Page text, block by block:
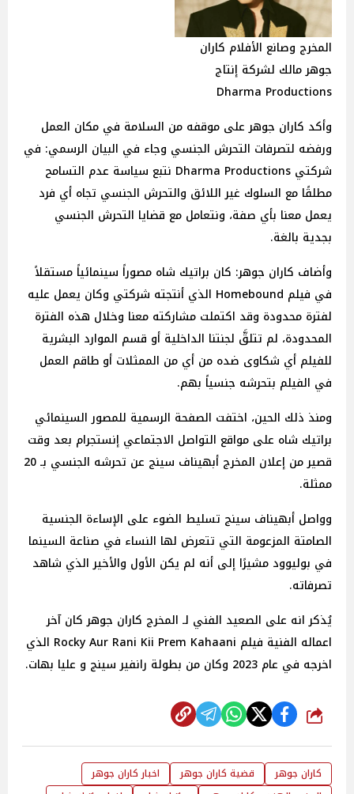
المخرج وصانع الأفلام كاران
جوهر مالك لشركة إنتاج
Dharma Productions
وأكد كاران جوهر على موقفه من السلامة في مكان العمل
ورفضه لتصرفات التحرش الجنسي وجاء في البيان الرسمي: في
شركتي Dharma Productions نتبع سياسة عدم التسامح
مطلقًا مع السلوك غير اللائق والتحرش الجنسي تجاه أي فرد
يعمل معنا بأي صفة، ونتعامل مع قضايا التحرش الجنسي
بجدية بالغة.
وأضاف كاران جوهر: كان براتيك شاه مصوراً سينمائياً مستقلاً
في فيلم Homebound الذي أنتجته شركتي وكان يعمل عليه
لفترة محدودة وقد اكتملت مشاركته معنا وخلال هذه الفترة
المحدودة، لم تتلقَّ لجنتنا الداخلية أو قسم الموارد البشرية
للفيلم أي شكاوى ضده من أي من الممثلات أو طاقم العمل
في الفيلم بتحرشه جنسياً بهم.
ومنذ ذلك الحين، اختفت الصفحة الرسمية للمصور السينمائي
براتيك شاه على مواقع التواصل الاجتماعي إنستجرام بعد وقت
قصير من إعلان المخرج أبهيناف سينج عن تحرشه الجنسي بـ 20
ممثلة.
وواصل أبهيناف سينج تسليط الضوء على الإساءة الجنسية
الصامتة المزعومة التي تتعرض لها النساء في صناعة السينما
في بوليوود مشيرًا إلى أنه لم يكن الأول والأخير الذي شاهد
تصرفاته.
يُذكر انه على الصعيد الفني لـ المخرج كاران جوهر كان آخر
اعماله الفنية فيلم Rocky Aur Rani Kii Prem Kahaani الذي
اخرجه في عام 2023 وكان من بطولة رانفير سينج و عليا بهات.
شارك
كاران جوهر قضية كاران جوهر
اخبار كاران جوهر